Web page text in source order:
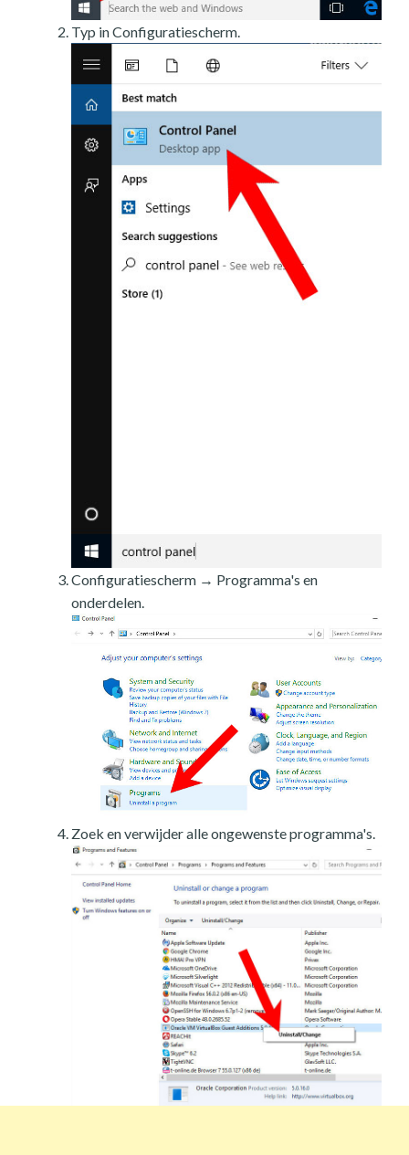
Typ in Configuratiescherm.
Configuratiescherm → Programma's en
onderdelen.
Zoek en verwijder alle ongewenste programma's.